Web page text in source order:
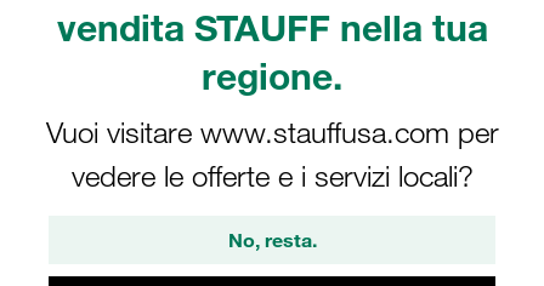
vendita STAUFF nella tua
regione.
Vuoi visitare www.stauffusa.com per
vedere le offerte e i servizi locali?
No, resta.
Kit di collari (Serie standard)